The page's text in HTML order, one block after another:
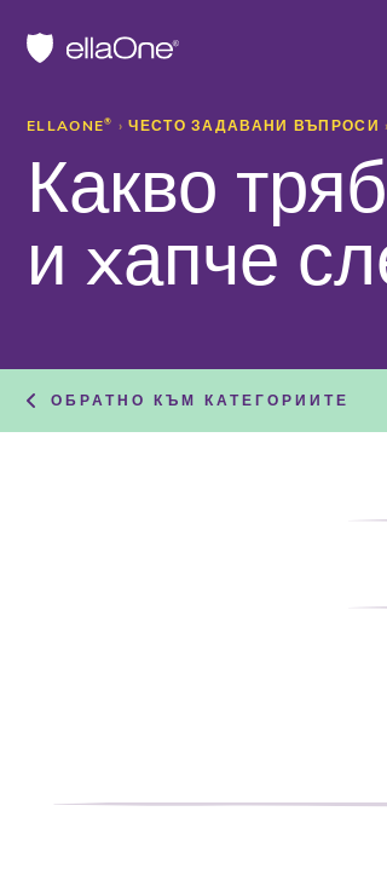
ELLAONE® › ЧЕСТО ЗАДАВАНИ ВЪПРОСИ›
Какво
и xапче
ОБРАТНО КЪМ КАТЕГОРИИТЕ